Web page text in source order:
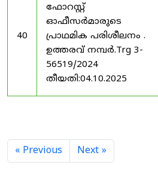
40
ഫോറസ്റ്റ്
ഓഫീസർമാരുടെ
പ്രാഥമിക പരിശീലനം .
ഉത്തരവ് നമ്പർ.Trg 3-
56519/2024
തീയതി:04.10.2025
« Previous Next »